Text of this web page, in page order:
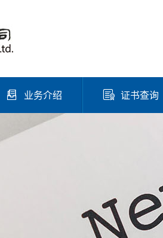
业务介绍 证书查询